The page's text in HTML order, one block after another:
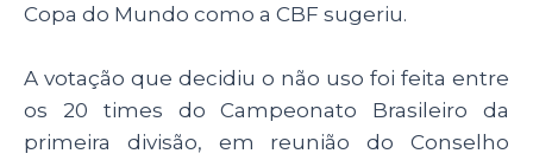
Copa do Mundo como a CBF sugeriu.
A votação que decidiu o não uso foi feita entre
os 20 times do Campeonato Brasileiro da
primeira divisão, em reunião do Conselho